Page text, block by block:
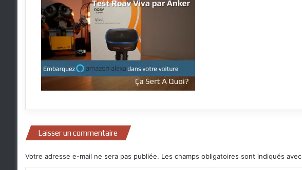
Laisser un commentaire
Votre adresse e-mail ne sera pas publiée. Les champs obligatoires sont indiqués avec